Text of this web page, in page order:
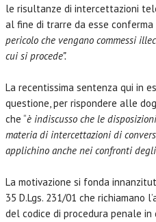
le risultanze di intercettazioni
al fine di trarre da esse conferma
pericolo che vengano commessi
cui si procede”.
La recentissima sentenza qui in
questione, per rispondere alle
che “è indiscusso che le
materia di intercettazioni di
applichino anche nei confronti
La motivazione si fonda
35 D.Lgs. 231/01 che richiamano
del codice di procedura penale